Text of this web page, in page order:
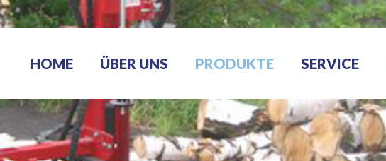
HOME ÜBER UNS PRODUKTE SERVICE